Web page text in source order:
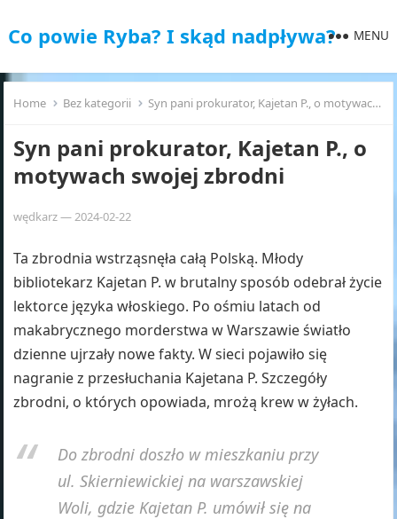
Co powie Ryba? I skąd nadpływa? MENU
Home Bez kategorii Syn pani prokurator, Kajetan P., o motywach swojej zbrodni
Syn pani prokurator, Kajetan P., o
motywach swojej zbrodni
wędkarz—2024-02-22
Ta zbrodnia wstrząsnęła całą Polską. Młody
bibliotekarz Kajetan P. w brutalny sposób odebrał życie
lektorce języka włoskiego. Po ośmiu latach od
makabrycznego morderstwa w Warszawie światło
dzienne ujrzały nowe fakty. W sieci pojawiło się
nagranie z przesłuchania Kajetana P. Szczegóły
zbrodni, o których opowiada, mrożą krew w żyłach.
Do zbrodni doszło w mieszkaniu przy
ul. Skierniewickiej na warszawskiej
Woli, gdzie Kajetan P. umówił się na